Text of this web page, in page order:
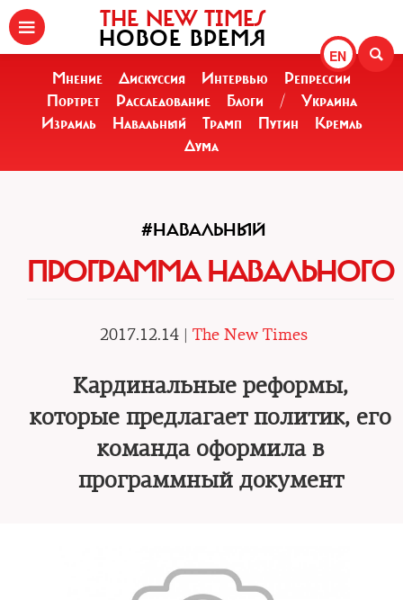
EN
THE NEW TIMES
НОВОЕ ВРЕМЯ
Мнение Дискуссия Интервью
Репрессии
Портрет
Расследование Блоги /
Украина
Израиль
Навальный Трамп Путин
Кремль
Дума
#НАВАЛЬНЫЙ
ПРОГРАММА НАВАЛЬНОГО
2017.12.14 | The New Times
Кардинальные реформы,
которые предлагает политик, его
команда оформила в
программный документ